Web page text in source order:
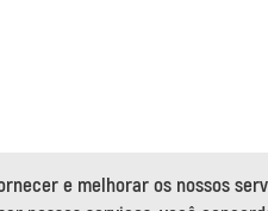
e melhorar os nossos